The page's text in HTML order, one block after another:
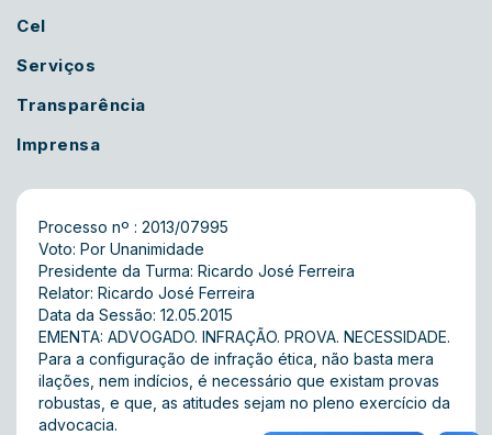
Cel
Serviços
Transparência
Imprensa
Processo nº : 2013/07995
Voto: Por Unanimidade
Presidente da Turma: Ricardo José Ferreira
Relator: Ricardo José Ferreira
Data da Sessão: 12.05.2015
EMENTA: ADVOGADO. INFRAÇÃO. PROVA. NECESSIDADE.
Para a configuração de infração ética, não basta mera
ilações, nem indícios, é necessário que existam provas
robustas, e que, as atitudes sejam no pleno exercício da
advocacia.